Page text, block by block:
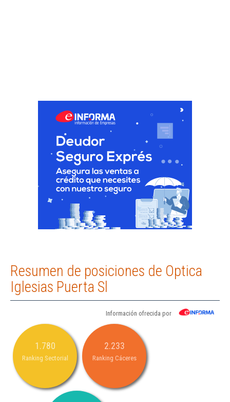
Resumen de posiciones de Optica
Iglesias Puerta Sl
Información ofrecida por
1.780
Ranking Sectorial
2.233
Ranking Cáceres